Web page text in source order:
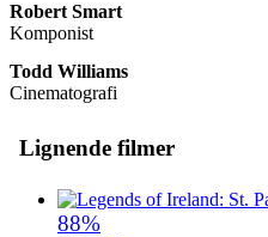
Robert Smart
Komponist
Todd Williams
Cinematografi
Lignende filmer
88%